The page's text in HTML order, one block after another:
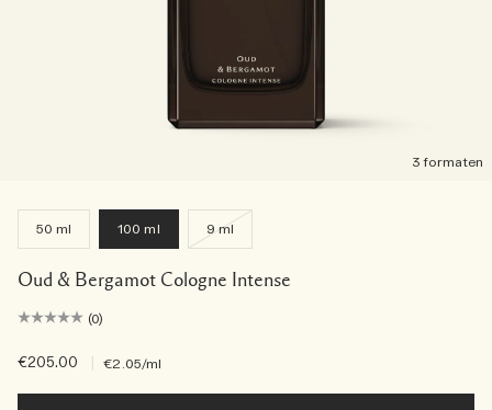
3 formaten
50 ml 100 ml 9 ml
Oud & Bergamot Cologne Intense
(0)
€205.00 €2.05/ml